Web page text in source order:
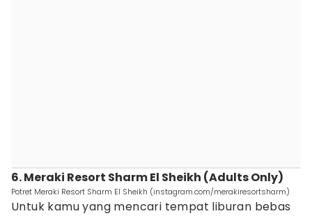
6. Meraki Resort Sharm El Sheikh (Adults Only)
Potret Meraki Resort Sharm El Sheikh (instagram.com/merakiresortsharm)
Untuk kamu yang mencari tempat liburan bebas